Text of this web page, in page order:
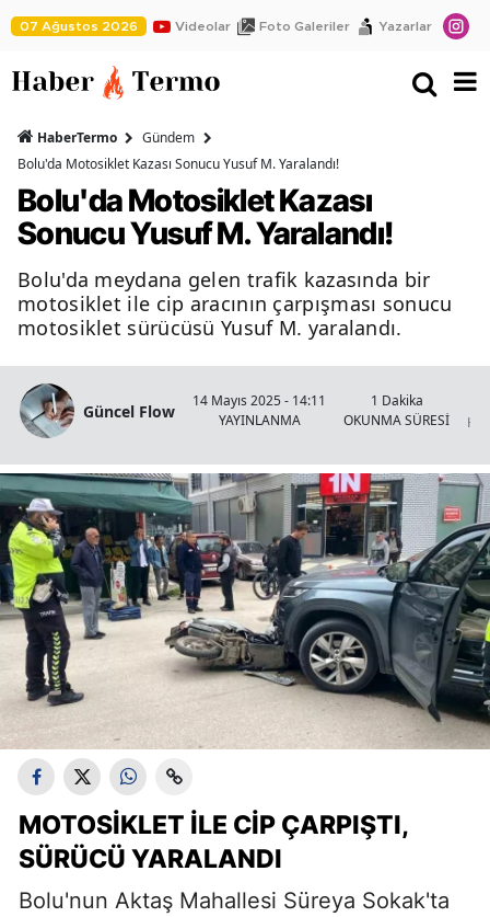
07 Ağustos 2026 Videolar Foto Galeriler Yazarlar
HaberTermo
Gündem
Bolu'da Motosiklet Kazası Sonucu Yusuf M. Yaralandı!
Bolu'da Motosiklet Kazası
Sonucu Yusuf M. Yaralandı!
Bolu'da meydana gelen trafik kazasında bir
motosiklet ile cip aracının çarpışması sonucu
motosiklet sürücüsü Yusuf M. yaralandı.
Güncel Flow
14 Mayıs 2025 - 14:11
YAYINLANMA
1 Dakika
OKUNMA SÜRESİ
MOTOSIKLET ILE CIP ÇARPIŞTI,
SÜRÜCÜ YARALANDI
Bolu'nun Aktaş Mahallesi Süreya Sokak'ta